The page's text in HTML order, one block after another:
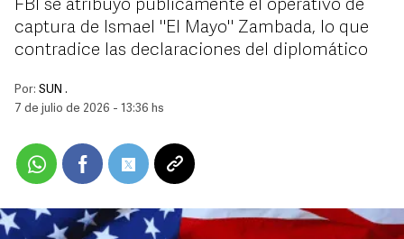
FBI se atribuyó públicamente el operativo de
captura de Ismael "El Mayo" Zambada, lo que
contradice las declaraciones del diplomático
Por: SUN .
7 de julio de 2026 - 13:36 hs